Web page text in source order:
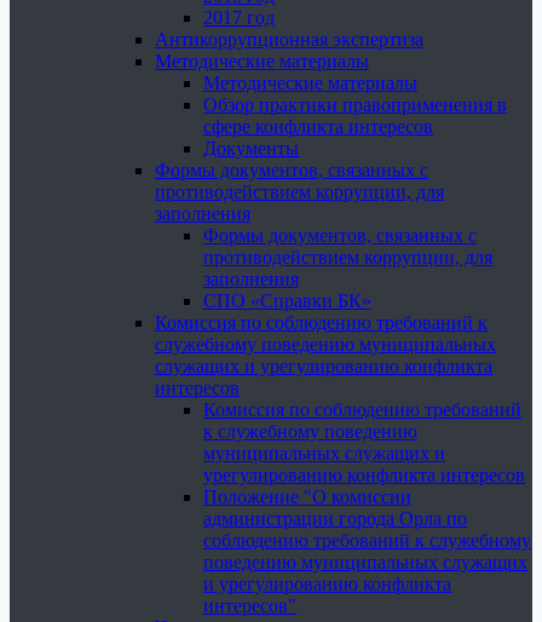
2017 год
Антикоррупционная экспертиза
Методические материалы
Методические материалы
Обзор практики правоприменения в
сфере конфликта интересов
Документы
Формы документов, связанных с
противодействием коррупции, для
заполнения
Формы документов, связанных с
противодействием коррупции, для
заполнения
СПО «Справки БК»
Комиссия по соблюдению требований к
служебному поведению муниципальных
служащих и урегулированию конфликта
интересов
Комиссия по соблюдению требований
к служебному поведению
муниципальных служащих и
урегулированию конфликта интересов
Положение "О комиссии
администрации города Орла по
соблюдению требований к служебному
поведению муниципальных служащих
и урегулированию конфликта
интересов"